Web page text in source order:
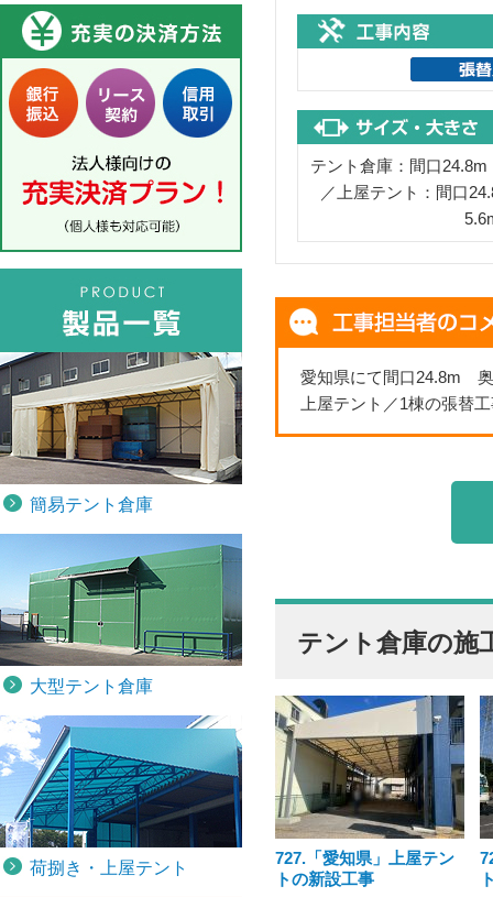
テント倉庫：間口
／上屋テント：間口
愛知県にて間口24.8m
上屋テント／1棟の張替
テント倉庫の施
727.「愛知県」上屋テン
トの新設工事
簡易テント倉庫
大型テント倉庫
荷捌き・上屋テント